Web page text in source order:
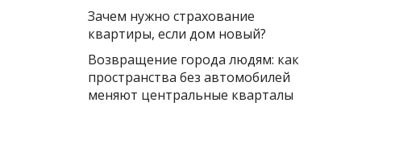
Зачем нужно страхование
квартиры, если дом новый?
Возвращение города людям: как
пространства без автомобилей
меняют центральные кварталы